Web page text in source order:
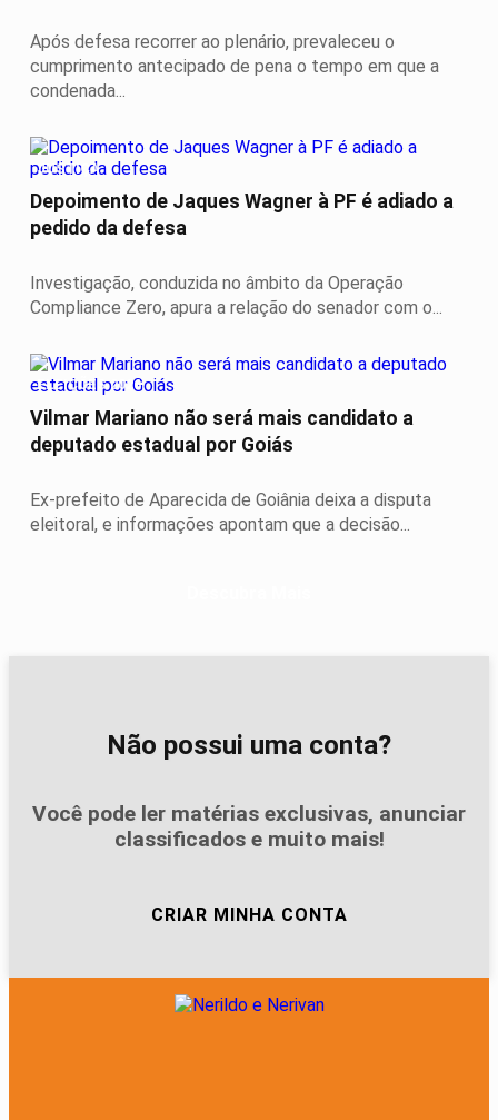
Após defesa recorrer ao plenário, prevaleceu o
cumprimento antecipado de pena o tempo em que a
condenada...
JUSTIÇA
Depoimento de Jaques Wagner à PF é adiado a
pedido da defesa
Investigação, conduzida no âmbito da Operação
Compliance Zero, apura a relação do senador com o...
ELEIÇÕES 2026
Vilmar Mariano não será mais candidato a
deputado estadual por Goiás
Ex-prefeito de Aparecida de Goiânia deixa a disputa
eleitoral, e informações apontam que a decisão...
Não possui uma conta?
Você pode ler matérias exclusivas, anunciar
classificados e muito mais!
CRIAR MINHA CONTA